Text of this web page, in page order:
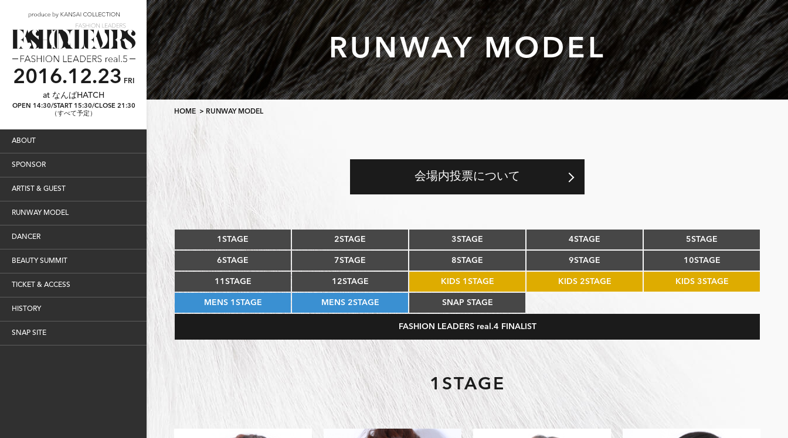
ABOUT
SPONSOR
ARTIST & GUEST
RUNWAY MODEL
DANCER
BEAUTY SUMMIT
TICKET & ACCESS
HISTORY
SNAP SITE
2016.12.23 FRI
at なんばHATCH
OPEN 14:30/START 15:30/CLOSE 21:30
（すべて予定）
RUNWAY MODEL
HOME > RUNWAY MODEL
会場内投票について
1STAGE 2STAGE 3STAGE 4STAGE 5STAGE
6STAGE 7STAGE 8STAGE 9STAGE 10STAGE
11STAGE 12STAGE KIDS 1STAGE KIDS 2STAGE KIDS 3STAGE
MENS 1STAGE MENS 2STAGE SNAP STAGE
FASHION LEADERS real.4 FINALIST
1STAGE